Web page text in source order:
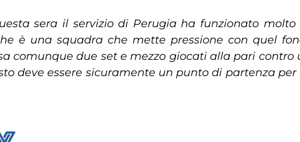
sera il servizio di Perugia ha funzionato
è una squadra che mette pressione con quel
comunque due set e mezzo giocati alla pari contro
deve essere sicuramente un punto di partenza